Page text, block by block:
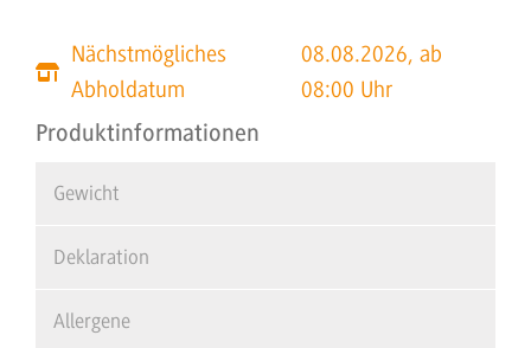
Nächstmögliches
Abholdatum
08.08.2026, ab
08:00 Uhr
Produktinformationen
Gewicht
Deklaration
Allergene